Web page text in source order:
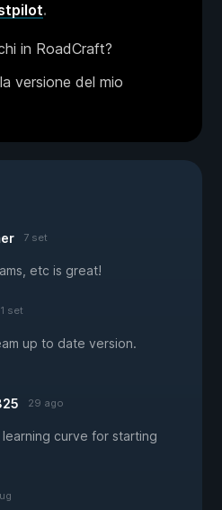
.
in RoadCraft?
versione del mio
7 set
etc is great!
1 set
up to date version.
29 ago
curve for starting